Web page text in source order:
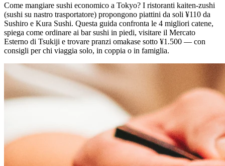
Come mangiare sushi economico a Tokyo? I ristoranti kaiten-zushi
(sushi su nastro trasportatore) propongono piattini da soli ¥110 da
Sushiro e Kura Sushi. Questa guida confronta le 4 migliori catene,
spiega come ordinare ai bar sushi in piedi, visitare il Mercato
Esterno di Tsukiji e trovare pranzi omakase sotto ¥1.500 — con
consigli per chi viaggia solo, in coppia o in famiglia.